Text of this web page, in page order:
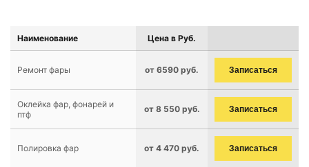
Наименование Цена в Руб.
Ремонт фары от 6590 руб. Записаться
Оклейка фар, фонарей и
птф
от 8 550 руб. Записаться
Полировка фар от 4 470 руб. Записаться